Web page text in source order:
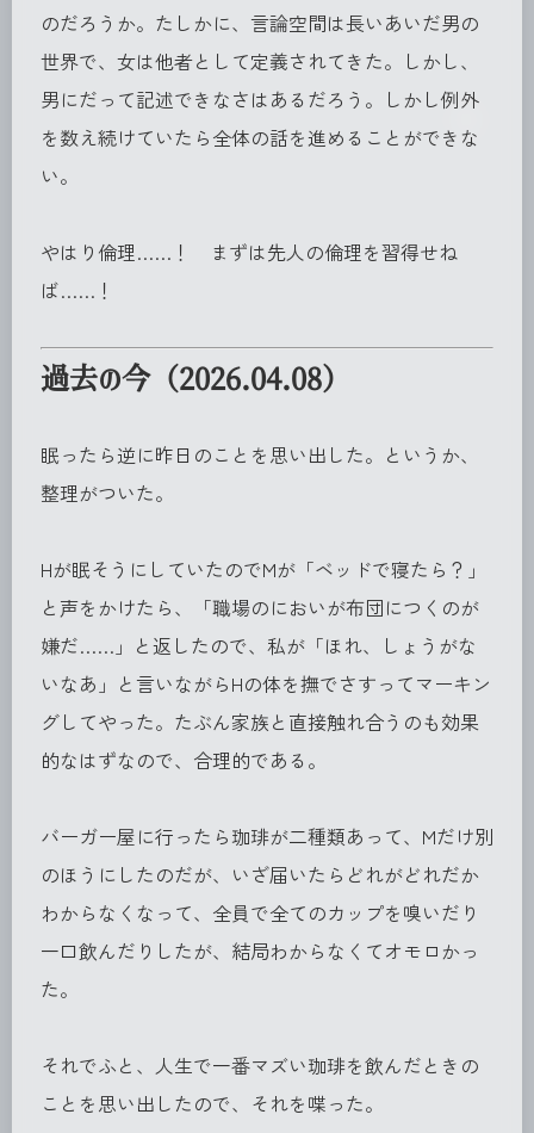
のだろうか。たしかに、言論空間は長いあいだ男の
世界で、女は他者として定義されてきた。しかし、
男にだって記述できなさはあるだろう。しかし例外
を数え続けていたら全体の話を進めることができな
い。
やはり倫理……！ まずは先人の倫理を習得せね
ば……！
過去の今（2026.04.08）
眠ったら逆に昨日のことを思い出した。というか、
整理がついた。
Hが眠そうにしていたのでMが「ベッドで寝たら？」
と声をかけたら、「職場のにおいが布団につくのが
嫌だ……」と返したので、私が「ほれ、しょうがな
いなあ」と言いながらHの体を撫でさすってマーキン
グしてやった。たぶん家族と直接触れ合うのも効果
的なはずなので、合理的である。
バーガー屋に行ったら珈琲が二種類あって、Mだけ別
のほうにしたのだが、いざ届いたらどれがどれだか
わからなくなって、全員で全てのカップを嗅いだり
一口飲んだりしたが、結局わからなくてオモロかっ
た。
それでふと、人生で一番マズい珈琲を飲んだときの
ことを思い出したので、それを喋った。